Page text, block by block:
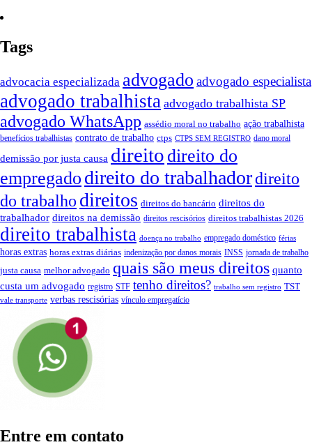
Tags
advocacia especializada advogado advogado especialista
advogado trabalhista advogado trabalhista SP
advogado WhatsApp assédio moral no trabalho ação trabalhista
benefícios trabalhistas contrato de trabalho ctps CTPS SEM REGISTRO dano moral
demissão por justa causa direito direito do
empregado direito do trabalhadordireito
do trabalho direitos direitos do bancário direitos do
trabalhador direitos na demissão direitos rescisórios direitos trabalhistas 2026
direito trabalhista doença no trabalho empregado doméstico férias
horas extras horas extras diárias indenização por danos morais INSS jornada de trabalho
justa causa melhor advogado quais são meus direitos quanto
custa um advogado registro STF tenho direitos? trabalho sem registro TST
vale transporte verbas rescisórias vínculo empregatício
Entre em contato